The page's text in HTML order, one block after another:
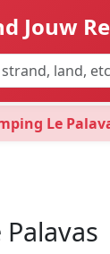
Jouw
Le